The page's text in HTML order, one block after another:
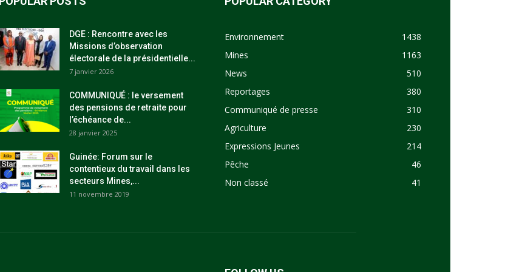
DGE : Rencontre avec les
Missions d’observation
électorale de la présidentielle...
7 janvier 2026
COMMUNIQUÉ : le versement
des pensions de retraite pour
l’échéance de...
28 janvier 2025
Guinée: Forum sur le
contentieux du travail dans les
secteurs Mines,...
11 novembre 2019
Environnement
1438
Mines
1163
News
510
Reportages
380
Communiqué de presse
310
Agriculture
230
Expressions Jeunes
214
Pêche
46
Non classé
41